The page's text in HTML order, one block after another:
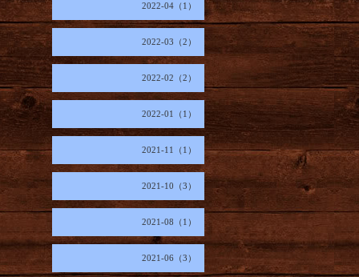
2022-04（1）
2022-03（2）
2022-02（2）
2022-01（1）
2021-11（1）
2021-10（3）
2021-08（1）
2021-06（3）